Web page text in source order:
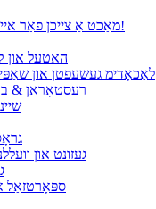
מאַכט אַ צייכן פֿאַר אייער געשעפט!
האטעל און
לאַכאָדימ געשעפטן און
רעסטאָראַן &
געזונט און
ספּאָרטזאַל